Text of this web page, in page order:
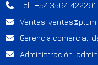
Tel.: +54 3564
Ventas:
Gerencia comercial:
Administración: